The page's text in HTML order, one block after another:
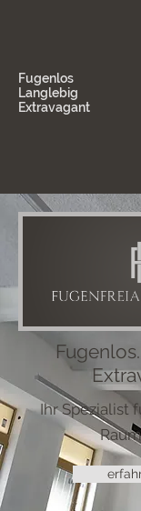
Fugenlos
Langlebig
Extravagant
Ihr Spezialist